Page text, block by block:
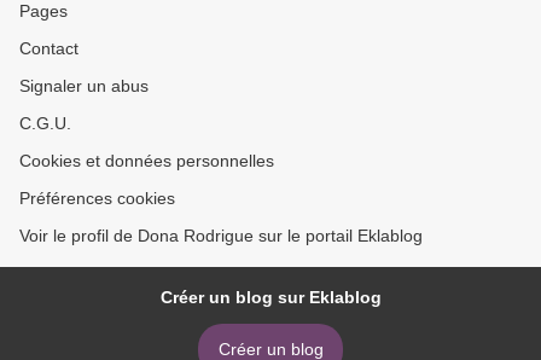
Pages
Contact
Signaler un abus
C.G.U.
Cookies et données personnelles
Préférences cookies
Voir le profil de Dona Rodrigue sur le portail Eklablog
Créer un blog sur Eklablog
Créer un blog